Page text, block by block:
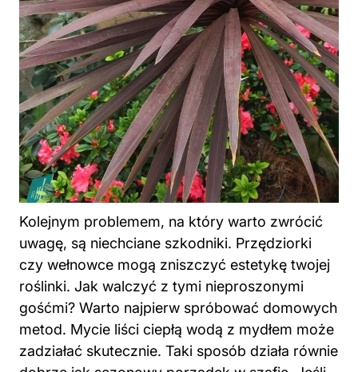
Kolejnym problemem, na który warto zwrócić
uwagę, są niechciane szkodniki. Przędziorki
czy wełnowce mogą zniszczyć estetykę twojej
roślinki. Jak walczyć z tymi nieproszonymi
gośćmi? Warto najpierw spróbować domowych
metod. Mycie liści ciepłą wodą z mydłem może
zadziałać skutecznie. Taki sposób działa równie